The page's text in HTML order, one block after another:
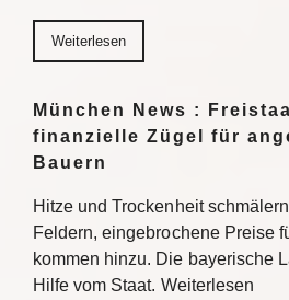
Weiterlesen
München News :
finanzielle Zügel für
Bauern
Hitze und Trockenheit
Feldern, eingebrochene Preise
kommen hinzu. Die bayerische
Hilfe vom Staat. Weiterlesen